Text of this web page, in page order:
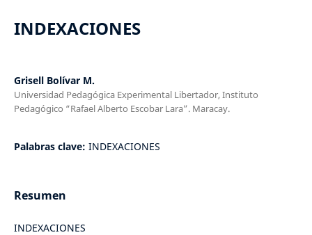
INDEXACIONES
Grisell Bolívar M.
Universidad Pedagógica Experimental Libertador, Instituto
Pedagógico “Rafael Alberto Escobar Lara”. Maracay.
Palabras clave: INDEXACIONES
Resumen
INDEXACIONES